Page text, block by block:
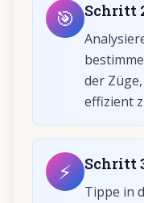
🎯 Schritt
der
effizient
⚡ Schritt
Tippe in